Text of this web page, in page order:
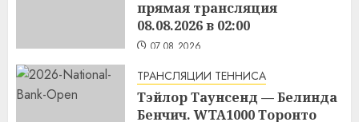
прямая трансляция
08.08.2026 в 02:00
07.08.2026
ТРАНСЛЯЦИИ ТЕННИСА
Тэйлор Таунсенд — Белинда
Бенчич. WTA1000 Торонто